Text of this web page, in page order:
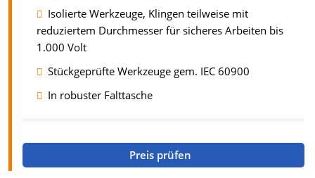
Isolierte Werkzeuge, Klingen teilweise mit
reduziertem Durchmesser für sicheres Arbeiten bis
1.000 Volt
Stückgeprüfte Werkzeuge gem. IEC 60900
In robuster Falttasche
Preis prüfen